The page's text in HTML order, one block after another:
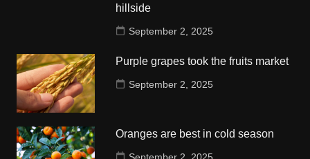
hillside
September 2, 2025
Purple grapes took the fruits market
September 2, 2025
Oranges are best in cold season